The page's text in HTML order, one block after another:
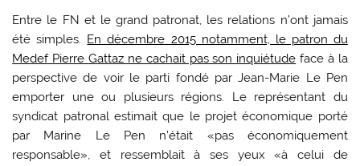
Entre le FN et le grand patronat, les relations n’ont jamais
été simples. En décembre 2015 notamment, le patron du
Medef Pierre Gattaz ne cachait pas son inquiétude face à la
perspective de voir le parti fondé par Jean-Marie Le Pen
emporter une ou plusieurs régions. Le représentant du
syndicat patronal estimait que le projet économique porté
par Marine Le Pen n’était «pas économiquement
responsable», et ressemblait à ses yeux «à celui de